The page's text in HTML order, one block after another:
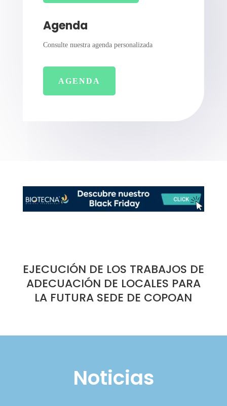
Agenda
Consulte nuestra agenda personalizada
AGENDA
EJECUCIÓN DE LOS TRABAJOS DE
ADECUACIÓN DE LOCALES PARA
LA FUTURA SEDE DE COPOAN
Noticias